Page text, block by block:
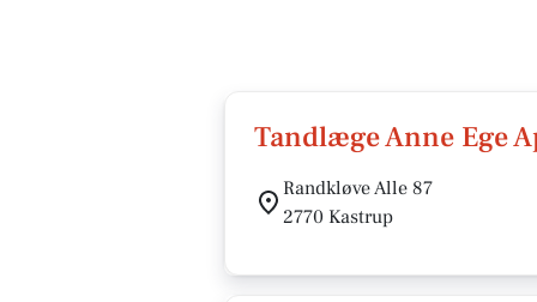
Tandlæge Anne Ege
Randkløve Alle 87
2770 Kastrup